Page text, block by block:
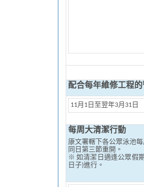
配合每年維修工程
11月1日至翌年3月31日
每周大清潔行動
康文署轄下各公眾泳池
同日第三節重開。
※ 如清潔日適逢公眾假
日子)進行。